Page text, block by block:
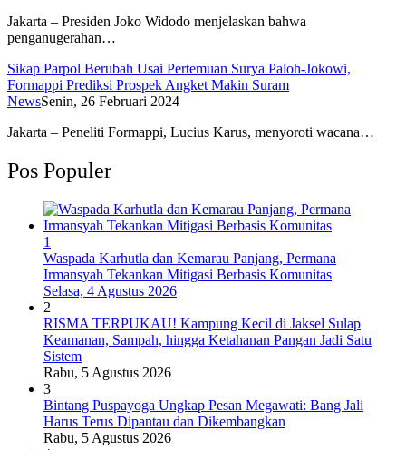
Jakarta – Presiden Joko Widodo menjelaskan bahwa
penganugerahan…
Sikap Parpol Berubah Usai Pertemuan Surya Paloh-Jokowi,
Formappi Prediksi Prospek Angket Makin Suram
NewsSenin, 26 Februari 2024
Jakarta – Peneliti Formappi, Lucius Karus, menyoroti wacana…
Pos Populer
1
Waspada Karhutla dan Kemarau Panjang, Permana
Irmansyah Tekankan Mitigasi Berbasis Komunitas
Selasa, 4 Agustus 2026
2
RISMA TERPUKAU! Kampung Kecil di Jaksel Sulap
Keamanan, Sampah, hingga Ketahanan Pangan Jadi Satu
Sistem
Rabu, 5 Agustus 2026
3
Bintang Puspayoga Ungkap Pesan Megawati: Bang Jali
Harus Terus Dipantau dan Dikembangkan
Rabu, 5 Agustus 2026